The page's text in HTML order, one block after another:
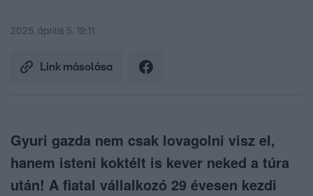
2025. április 5. 19:11
Link másolása
Gyuri gazda nem csak lovagolni visz el,
hanem isteni koktélt is kever neked a túra
után! A fiatal vállalkozó 29 évesen kezdi